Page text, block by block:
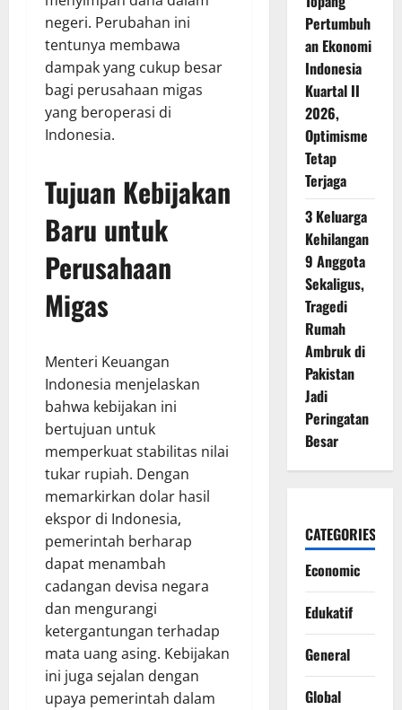
negeri. Perubahan ini
tentunya membawa
dampak yang cukup besar
bagi perusahaan migas
yang beroperasi di
Indonesia.
Tujuan Kebijakan
Baru untuk
Perusahaan
Migas
Menteri Keuangan
Indonesia menjelaskan
bahwa kebijakan ini
bertujuan untuk
memperkuat stabilitas nilai
tukar rupiah. Dengan
memarkirkan dolar hasil
ekspor di Indonesia,
pemerintah berharap
dapat menambah
cadangan devisa negara
dan mengurangi
ketergantungan terhadap
mata uang asing. Kebijakan
ini juga sejalan dengan
upaya pemerintah dalam
Pertumbuh
an Ekonomi
Indonesia
Kuartal II
2026,
Optimisme
Tetap
Terjaga
3 Keluarga
Kehilangan
9 Anggota
Sekaligus,
Tragedi
Rumah
Ambruk di
Pakistan
Jadi
Peringatan
Besar
CATEGORIES
Economic
Edukatif
General
Global